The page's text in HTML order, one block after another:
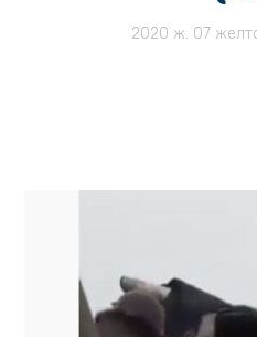
2020 ж. 07